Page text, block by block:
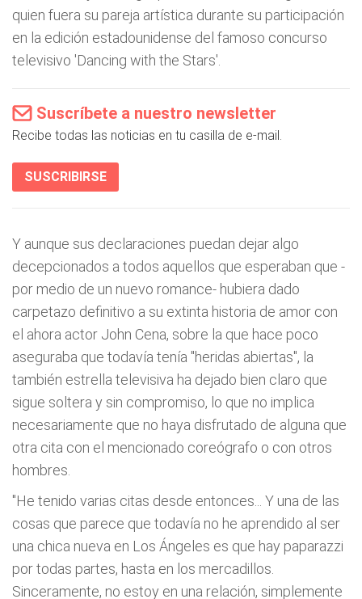
quien fuera su pareja artística durante su participación
en la edición estadounidense del famoso concurso
televisivo 'Dancing with the Stars'.
Suscríbete a nuestro newsletter
Recibe todas las noticias en tu casilla de e-mail.
SUSCRIBIRSE
Y aunque sus declaraciones puedan dejar algo
decepcionados a todos aquellos que esperaban que -
por medio de un nuevo romance- hubiera dado
carpetazo definitivo a su extinta historia de amor con
el ahora actor John Cena, sobre la que hace poco
aseguraba que todavía tenía "heridas abiertas", la
también estrella televisiva ha dejado bien claro que
sigue soltera y sin compromiso, lo que no implica
necesariamente que no haya disfrutado de alguna que
otra cita con el mencionado coreógrafo o con otros
hombres.
"He tenido varias citas desde entonces... Y una de las
cosas que parece que todavía no he aprendido al ser
una chica nueva en Los Ángeles es que hay paparazzi
por todas partes, hasta en los mercadillos.
Sinceramente, no estoy en una relación, simplemente